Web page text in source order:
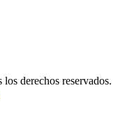
los derechos reservados.